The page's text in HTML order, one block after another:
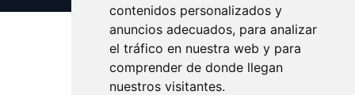
contenidos personalizados y
anuncios adecuados, para analizar
el tráfico en nuestra web y para
comprender de donde llegan
nuestros visitantes.